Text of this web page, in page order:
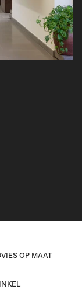
dien je een
en
OP MAAT